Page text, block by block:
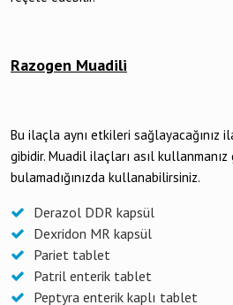
Razogen Muadili
Bu ilaçla aynı etkileri sağlayacağınız
gibidir. Muadil ilaçları asıl kullanmanız
bulamadığınızda kullanabilirsiniz.
Derazol DDR kapsül
Dexridon MR kapsül
Pariet tablet
Patril enterik tablet
Peptyra enterik kaplı tablet